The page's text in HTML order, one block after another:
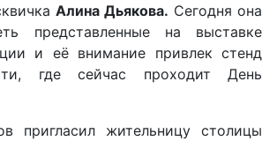
Алина Дьякова. Сегодня она
представленные на выставке
и её внимание привлек стенд
где сейчас проходит День
пригласил жительницу столицы